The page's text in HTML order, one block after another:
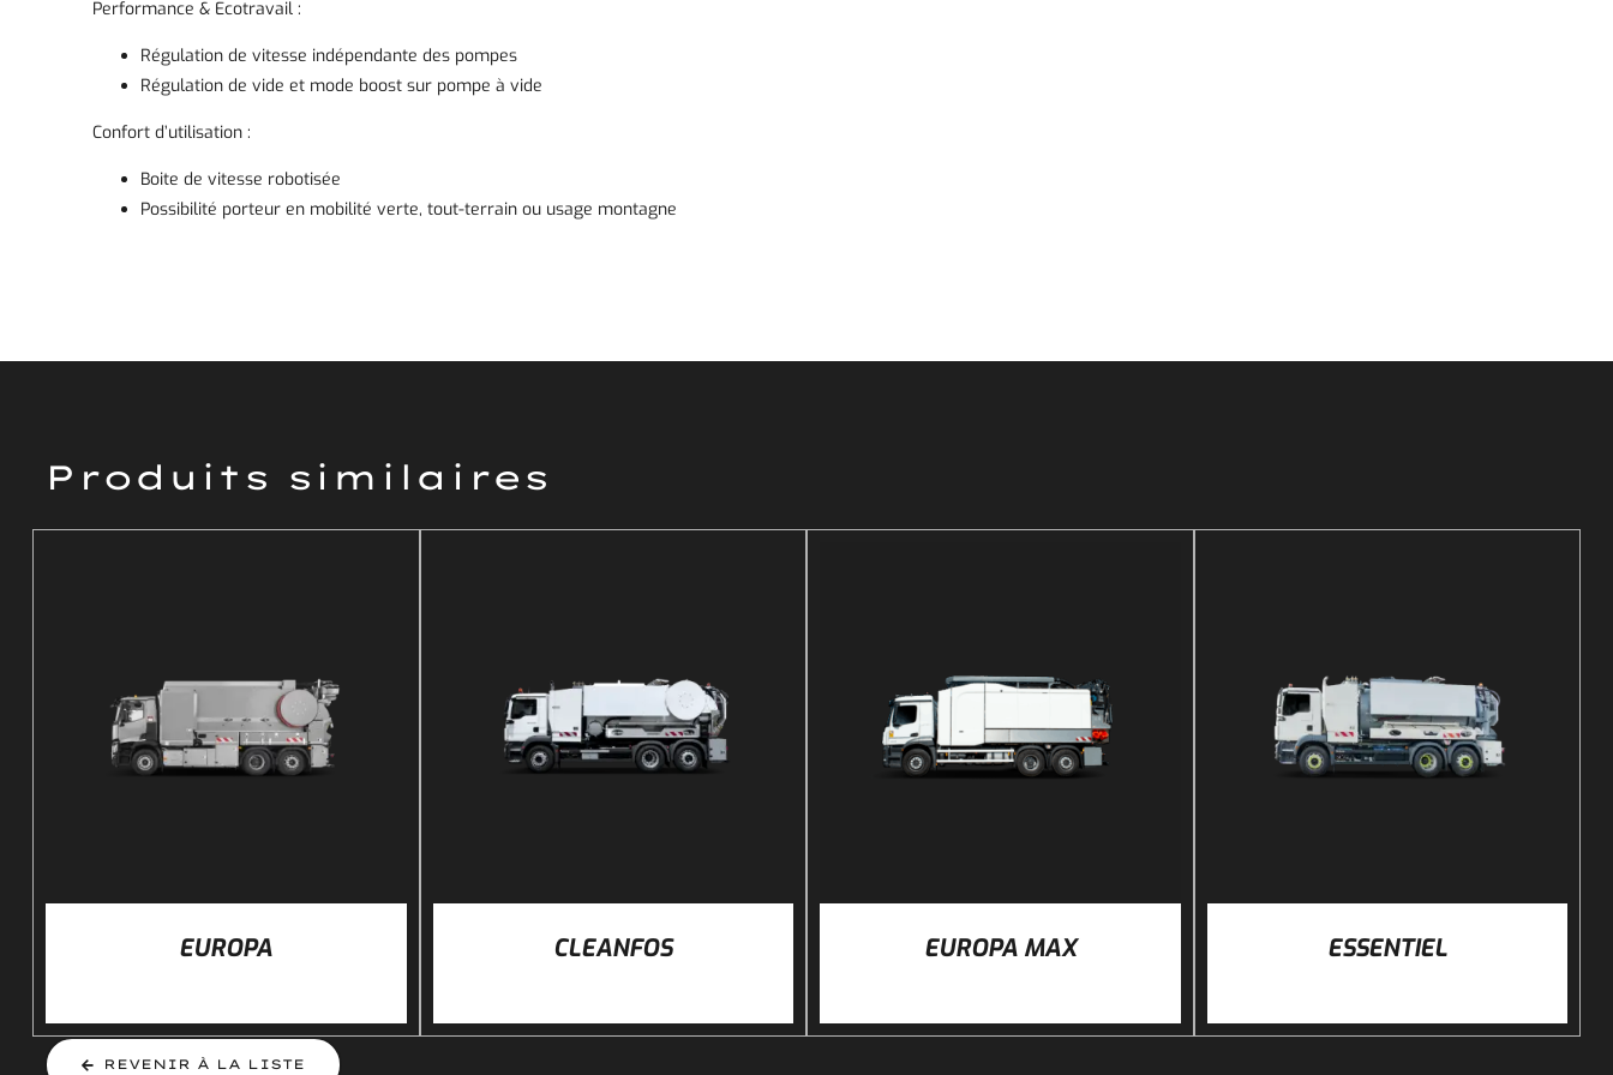
Performance & Ecotravail :
Régulation de vitesse indépendante des pompes
Régulation de vide et mode boost sur pompe à vide
Confort d’utilisation :
Boite de vitesse robotisée
Possibilité porteur en mobilité verte, tout-terrain ou usage montagne
Produits similaires
DÉTAILS
EUROPA
DÉTAILS
CLEANFOS
DÉTAILS
EUROPA MAX
DÉTAILS
ESSENTIEL
REVENIR À LA LISTE